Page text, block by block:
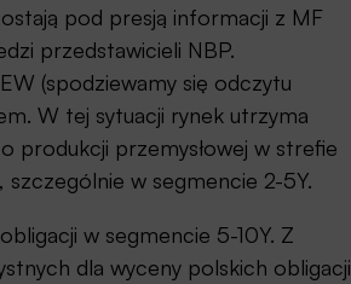
pod presją informacji z MF
przedstawicieli NBP.
(spodziewamy się odczytu
W tej sytuacji rynek utrzyma
produkcji przemysłowej w strefie
w segmencie 2-5Y.
w segmencie 5-10Y. Z
dla wyceny polskich obligacji